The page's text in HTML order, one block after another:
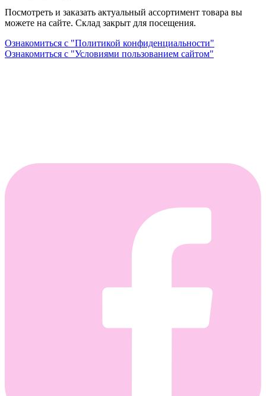
Посмотреть и заказать актуальный ассортимент товара вы
можете на сайте. Склад закрыт для посещения.
Ознакомиться с "Политикой конфиденциальности"
Ознакомиться с "Условиями пользованием сайтом"